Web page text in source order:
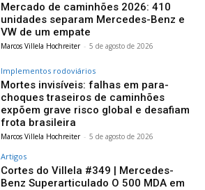
Mercado de caminhões 2026: 410
unidades separam Mercedes-Benz e
VW de um empate
Marcos Villela Hochreiter - 5 de agosto de 2026
Implementos rodoviários
Mortes invisíveis: falhas em para-
choques traseiros de caminhões
expõem grave risco global e desafiam
frota brasileira
Marcos Villela Hochreiter - 5 de agosto de 2026
Artigos
Cortes do Villela #349 | Mercedes-
Benz Superarticulado O 500 MDA em